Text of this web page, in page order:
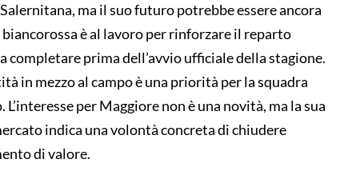
ma il suo futuro potrebbe essere ancora
è al lavoro per rinforzare il reparto
completare prima dell’avvio ufficiale della stagione.
in mezzo al campo è una priorità per la squadra
per Maggiore non è una novità, ma la sua
indica una volontà concreta di chiudere
di valore.